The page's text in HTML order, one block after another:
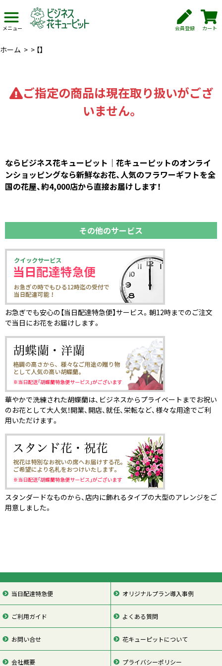
メニュー 会員登録 カート
ホーム > > 【】
ご指定の商品は現在取り扱いがござ
いません。
ならビジネス花キューピット｜花キューピットのオンライ
ンショッピングなら新鮮なお花、人気のフラワーギフトを全
国の花屋、約4,000店から直接お届けします！
その他のサービス
お急ぎでも安心の【当日配達特急便】サービス。朝12時までのご注文
で当日にお花をお届けします。
華やかで洗練された胡蝶蘭は、ビジネスからプライベートまでお祝い
のお花として大人気！開業、開店、就任、栄転など、様々な用途でご利
用いただけます。
スタンダードなものから、店内に飾れるタイプの大型のアレンジをご
用意しました。
当日配達特急便 オリジナルプラン導入事例
ご利用ガイド よくある質問
お問い合せ 花キューピットについて
会社概要 プライバシーポリシー